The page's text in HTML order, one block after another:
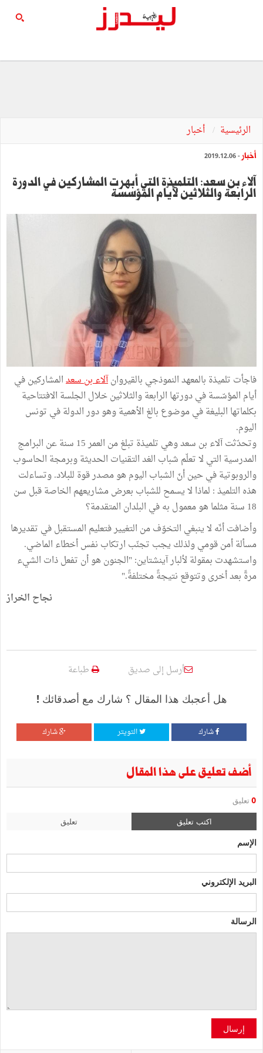
الرئيسية أخبار
أخبار - 2019.12.06
آلاء بن سعد: التلميذة التي أبهرت المشاركين في الدورة
الرابعة والثلاثين لأيّام المؤسسة
فاجأت تلميذة بالمعهد النموذجي بالقيروانآلاء بن سعدالمشاركين في
أيام المؤسّسة في دورتها الرابعة والثلاثين خلال الجلسة الافتتاحية
بكلماتها البليغة في موضوع بالغ الأهمية وهو دور الدولة في تونس
اليوم.
وتحدّثت آلاء بن سعد وهي تلميذة تبلغ من العمر 15 سنة عن البرامج
المدرسية التي لا تعلّم شباب الغد التقنيات الحديثة وبرمجة الحاسوب
والروبوتية في حين أنّ الشباب اليوم هو مصدر قوة للبلاد. وتساءلت
هذه التلميذ : لماذا لا يسمح للشباب بعرض مشاريعهم الخاصة قبل سن
18 سنة مثلما هو معمول به في البلدان المتقدمة؟
وأضافت أنّه لا ينبغي التخوّف من التغيير فتعليم المستقبل في تقديرها
مسألة أمن قومي ولذلك يجب تجنّب ارتكاب نفس أخطاء الماضي.
واستشهدت بمقولة لألبار آينشتاين: "الجنون هو أن تفعل ذات الشيء
مرةً بعد أخرى وتتوقع نتيجةً مختلفةً."
نجاح الخراز
أرسل إلى صديق طباعة
هل أعجبك هذا المقال ؟ شارك مع أصدقائك !
شارك التويتر شارك
أضف تعليق على هذا المقال
0 تعليق
اكتب تعليق تعليق
الإسم
البريد الإلكتروني
الرسالة
إرسال